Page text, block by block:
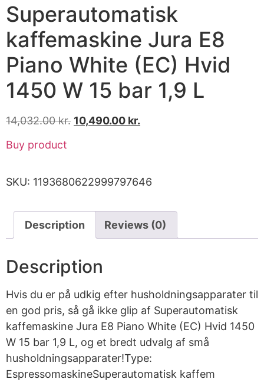
Superautomatisk
kaffemaskine Jura E8
Piano White (EC) Hvid
1450 W 15 bar 1,9 L
14,032.00kr. 10,490.00 kr.
Buy product
SKU: 1193680622999797646
Description Reviews (0)
Description
Hvis du er på udkig efter husholdningsapparater til
en god pris, så gå ikke glip af Superautomatisk
kaffemaskine Jura E8 Piano White (EC) Hvid 1450
W 15 bar 1,9 L, og et bredt udvalg af små
husholdningsapparater!Type:
EspressomaskineSuperautomatisk kaffem